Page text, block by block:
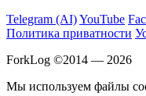
Telegram (AI)YouTube
Политика приватности
ForkLog ©2014 — 2026
Мы используем файлы